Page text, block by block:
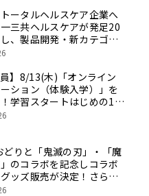
ータルヘルスケア企業へ
三共ヘルスケアが発足20
、製品開発・新カテゴリ
旧社統合時のエピソード
員】8/13(木)「オンライン
ション（体験入学）」を
学習スタートはじめの1
どりと「鬼滅の刃」・「魔
のコラボを記念しコラボ
ッズ販売が決定！さらに
れまでに手掛けた歴代阿